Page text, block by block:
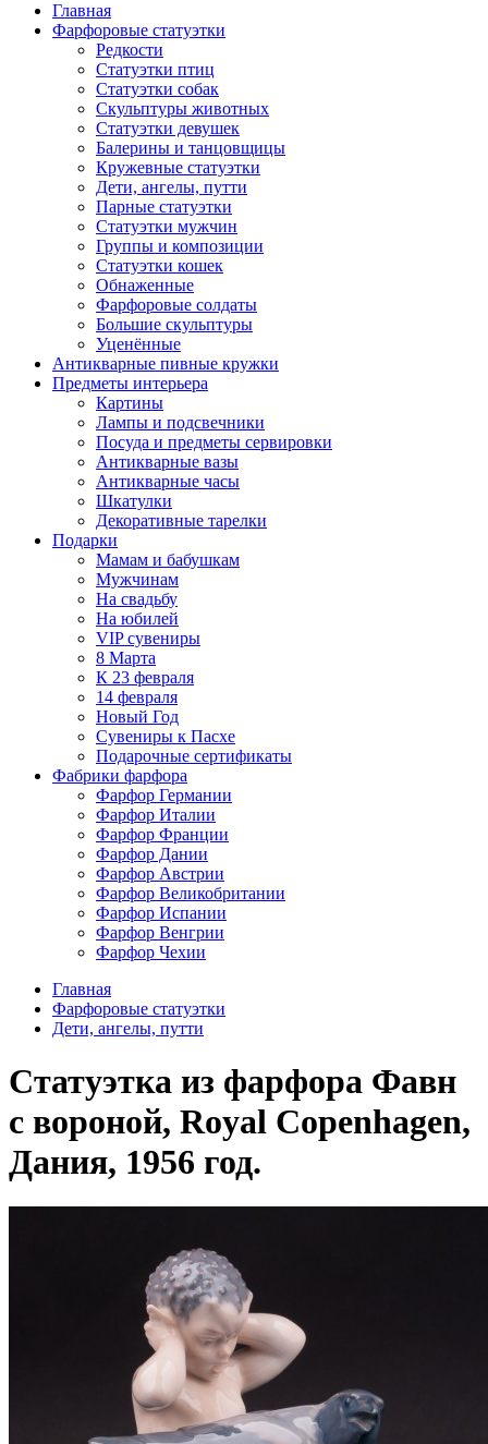
Главная
Фарфоровые статуэтки
Редкости
Cтатуэтки птиц
Cтатуэтки собак
Скульптуры животных
Статуэтки девушек
Балерины и танцовщицы
Кружевные статуэтки
Дети, ангелы, путти
Парные статуэтки
Статуэтки мужчин
Группы и композиции
Статуэтки кошек
Обнаженные
Фарфоровые солдаты
Большие скульптуры
Уценённые
Антикварные пивные кружки
Предметы интерьера
Картины
Лампы и подсвечники
Посуда и предметы сервировки
Антикварные вазы
Антикварные часы
Шкатулки
Декоративные тарелки
Подарки
Мамам и бабушкам
Мужчинам
На свадьбу
На юбилей
VIP сувениры
8 Марта
К 23 февраля
14 февраля
Новый Год
Сувениры к Пасхе
Подарочные сертификаты
Фабрики фарфора
Фарфор Германии
Фарфор Италии
Фарфор Франции
Фарфор Дании
Фарфор Австрии
Фарфор Великобритании
Фарфор Испании
Фарфор Венгрии
Фарфор Чехии
Главная
Фарфоровые статуэтки
Дети, ангелы, путти
Статуэтка из фарфора Фавн
с вороной, Royal Copenhagen,
Дания, 1956 год.